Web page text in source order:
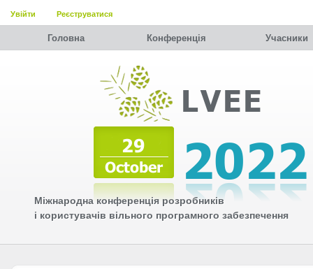
Увійти Реєструватися
Головна Конференція Учасники
Міжнародна конференція розробників
і користувачів вільного програмного забезпечення